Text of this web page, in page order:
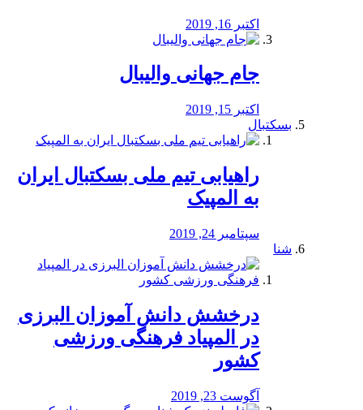
اکتبر 16, 2019
جام جهانی والیبال
اکتبر 15, 2019
بسکتبال
راهیابی تیم ملی بسکتبال ایران
به المپیک
سپتامبر 24, 2019
شنا
درخشش دانش آموزان البرزی
در المپیاد فرهنگی ورزشی
کشور
آگوست 23, 2019